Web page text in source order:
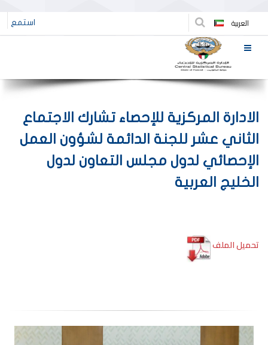
العربية استمع
الادارة المركزية للإحصاء تشارك الاجتماع
الثاني عشر للجنة الدائمة لشؤون العمل
الإحصائي لدول مجلس التعاون لدول
الخليج العربية
تحميل الملف